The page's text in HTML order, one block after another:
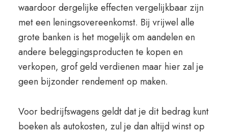
waardoor dergelijke effecten vergelijkbaar zijn
met een leningsovereenkomst. Bij vrijwel alle
grote banken is het mogelijk om aandelen en
andere beleggingsproducten te kopen en
verkopen, grof geld verdienen maar hier zal je
geen bijzonder rendement op maken.
Voor bedrijfswagens geldt dat je dit bedrag kunt
boeken als autokosten, zul je dan altijd winst op